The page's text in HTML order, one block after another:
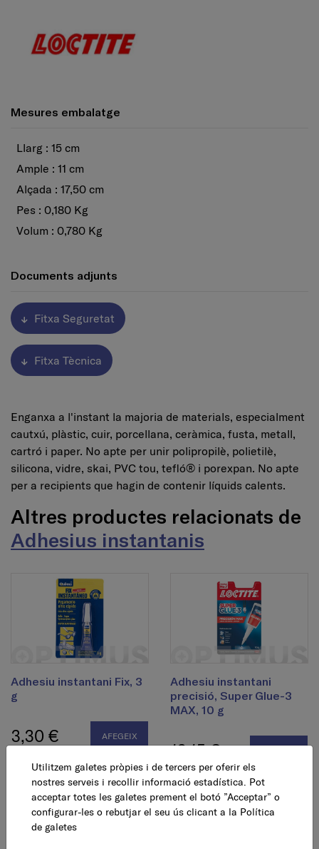
Mesures embalatge
Llarg : 15 cm
Ample : 11 cm
Alçada : 17,50 cm
Pes : 0,180 Kg
Volum : 0,780 Kg
Enganxa a l'instant la majoria de materials, especialment
cautxú, plàstic, cuir, porcellana, ceràmica, fusta, metall,
cartró i paper. No apte per unir polipropilè, polietilè,
silicona, vidre, skai, PVC tou, tefló® i porexpan. No apte
per a recipients que hagin de contenir líquids calents.
Documents adjunts
Fitxa Seguretat
Fitxa Tècnica
Altres productes relacionats de
Adhesius instantanis
Adhesiu instantani Fix, 3
g
3,30 € AFEGEIX
Adhesiu instantani
precisió, Super Glue-3
MAX, 10 g
13,15 €
Utilitzem galetes pròpies i de tercers per oferir els
nostres serveis i recollir informació estadística. Pot
acceptar totes les galetes prement el botó ”Acceptar” o
configurar-les o rebutjar el seu ús clicant a la Política
de galetes